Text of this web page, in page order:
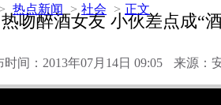
> 热点新闻 > 社会 > 正文
热吻醉酒女友 小伙差点成“
时间：2013年07月14日 09:05 来源：